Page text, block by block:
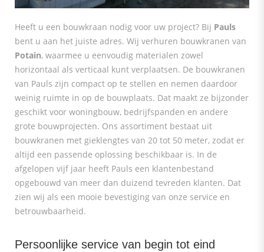
Heeft u een bouwkraan nodig voor uw project? Bij Pauls
bent u aan het juiste adres. Wij verhuren bouwkranen van
Potain, waarmee u eenvoudig materialen zowel
horizontaal als verticaal kunt verplaatsen. De bouwkranen
van Pauls zijn compact op te stellen en nemen daardoor
weinig ruimte in op de bouwplaats. Dat maakt ze bijzonder
geschikt voor woningbouw, bedrijfspanden en andere
grote bouwprojecten. Ons assortiment bestaat uit
bouwkranen met gieklengtes van 20 tot 50 meter, zodat er
altijd een passende oplossing beschikbaar is. In de
afgelopen vijf jaar heeft Pauls een klantenbestand
opgebouwd van meer dan duizend tevreden klanten. Dat
zien wij als een mooie bevestiging van onze service en
betrouwbaarheid.
Persoonlijke service van begin tot eind